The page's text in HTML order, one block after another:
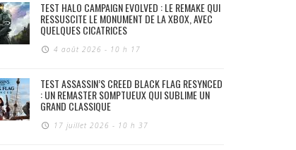
TEST HALO CAMPAIGN EVOLVED : LE REMAKE QUI
RESSUSCITE LE MONUMENT DE LA XBOX, AVEC
QUELQUES CICATRICES
4 août 2026 - 10 h 17
TEST ASSASSIN’S CREED BLACK FLAG RESYNCED
: UN REMASTER SOMPTUEUX QUI SUBLIME UN
GRAND CLASSIQUE
17 juillet 2026 - 10 h 37